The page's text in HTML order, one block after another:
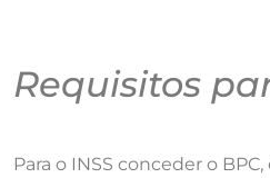
Requisitos
Para o INSS conceder o